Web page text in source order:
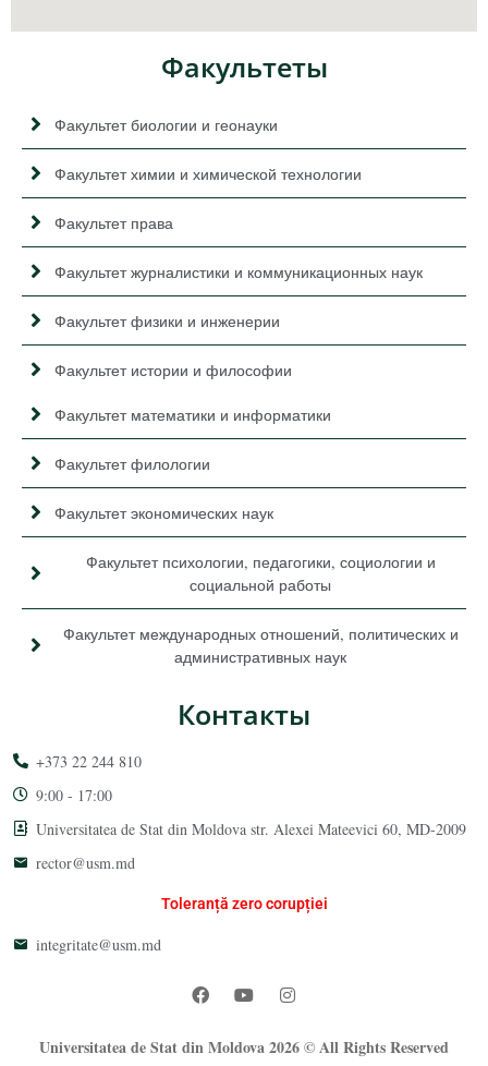
Факультеты
Факультет биологии и геонауки
Факультет химии и химической технологии
Факультет права
Факультет журналистики и коммуникационных наук
Факультет физики и инженерии
Факультет истории и философии
Факультет математики и информатики
Факультет филологии
Факультет экономических наук
Факультет психологии, педагогики, социологии и
социальной работы
Факультет международных отношений, политических и
административных наук
Контакты
+373 22 244 810
9:00 - 17:00
Universitatea de Stat din Moldova str. Alexei Mateevici 60, MD-2009
rector@usm.md
Toleranță zero corupției
integritate@usm.md
Universitatea de Stat din Moldova 2026 © All Rights Reserved